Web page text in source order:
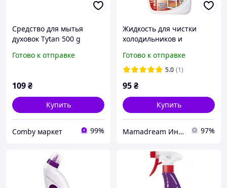
Средство для мытья
духовок Tytan 500 g
Готово к отправке
109₴
Купить
Comby маркет 99%
Жидкость для чистки
холодильников и
Tytan спрей 500грамм
Готово к отправке
5.0 (1)
95₴
Купить
Mamadream Интернет магазин 97%